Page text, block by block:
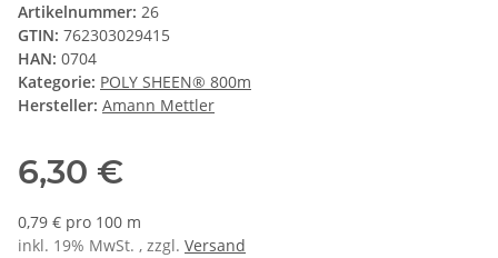
Artikelnummer: 26
GTIN: 762303029415
HAN: 0704
Kategorie: POLY SHEEN® 800m
Hersteller: Amann Mettler
6,30 €
0,79 € pro 100 m
inkl. 19% MwSt. , zzgl. Versand